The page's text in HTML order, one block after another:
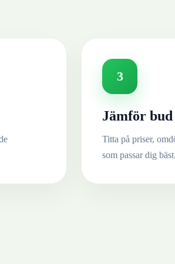
3
Jämför bud
Titta på priser,
som passar dig bäst.